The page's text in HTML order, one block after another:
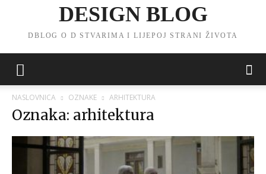
DESIGN BLOG
DBLOG O D STVARIMA I LIJEPOJ STRANI ŽIVOTA
NASLOVNICA OZNAKE ARHITEKTURA
Oznaka: arhitektura